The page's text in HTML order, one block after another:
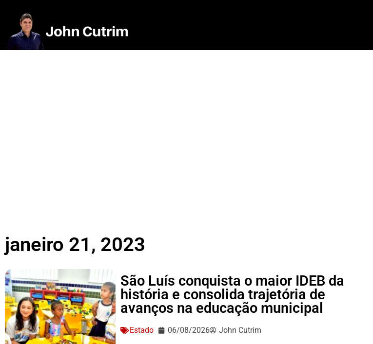
janeiro 21, 2023
São Luís conquista o maior IDEB da
história e consolida trajetória de
avanços na educação municipal
Estado 06/08/2026 John Cutrim